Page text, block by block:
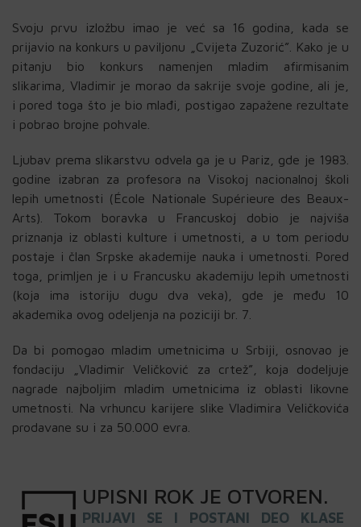
Svoju prvu izložbu imao je već sa 16 godina, kada se
prijavio na konkurs u paviljonu „Cvijeta Zuzorić”. Kako je u
pitanju bio konkurs namenjen mladim afirmisanim
slikarima, Vladimir je morao da sakrije svoje godine, ali je,
i pored toga što je bio mlađi, postigao zapažene rezultate
i pobrao brojne pohvale.
Ljubav prema slikarstvu odvela ga je u Pariz, gde je 1983.
godine izabran za profesora na Visokoj nacionalnoj školi
lepih umetnosti (École Nationale Supérieure des Beaux-
Arts). Tokom boravka u Francuskoj dobio je najviša
priznanja iz oblasti kulture i umetnosti, a u tom periodu
postaje i član Srpske akademije nauka i umetnosti. Pored
toga, primljen je i u Francusku akademiju lepih umetnosti
(koja ima istoriju dugu dva veka), gde je među 10
akademika ovog odeljenja na poziciji br. 7.
Da bi pomogao mladim umetnicima u Srbiji, osnovao je
fondaciju „Vladimir Veličković za crtež”, koja dodeljuje
nagrade najboljim mladim umetnicima iz oblasti likovne
umetnosti. Na vrhuncu karijere slike Vladimira Veličkovića
prodavane su i za 50.000 evra.
UPISNI ROK JE OTVOREN.
PRIJAVI SE I POSTANI DEO KLASE